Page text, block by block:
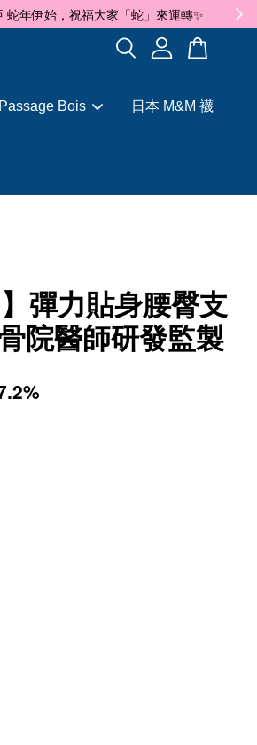
Bois 日本 M&M 襪
彈力貼身腰臀支
院醫師研發監製